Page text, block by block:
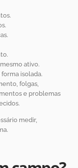
ativo.
isolada.
folgas,
e problemas
medir,